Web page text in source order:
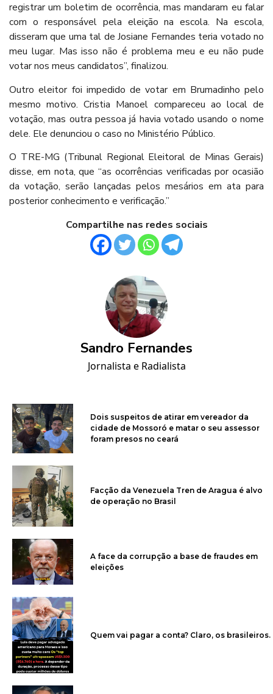
registrar um boletim de ocorrência, mas mandaram eu falar
com o responsável pela eleição na escola. Na escola,
disseram que uma tal de Josiane Fernandes teria votado no
meu lugar. Mas isso não é problema meu e eu não pude
votar nos meus candidatos”, finalizou.
Outro eleitor foi impedido de votar em Brumadinho pelo
mesmo motivo. Cristia Manoel compareceu ao local de
votação, mas outra pessoa já havia votado usando o nome
dele. Ele denunciou o caso no Ministério Público.
O TRE-MG (Tribunal Regional Eleitoral de Minas Gerais)
disse, em nota, que “as ocorrências verificadas por ocasião
da votação, serão lançadas pelos mesários em ata para
posterior conhecimento e verificação.”
Compartilhe nas redes sociais
Sandro Fernandes
Jornalista e Radialista
Dois suspeitos de atirar em vereador da
cidade de Mossoró e matar o seu assessor
foram presos no ceará
Facção da Venezuela Tren de Aragua é alvo
de operação no Brasil
A face da corrupção a base de fraudes em
eleições
Quem vai pagar a conta? Claro, os brasileiros.